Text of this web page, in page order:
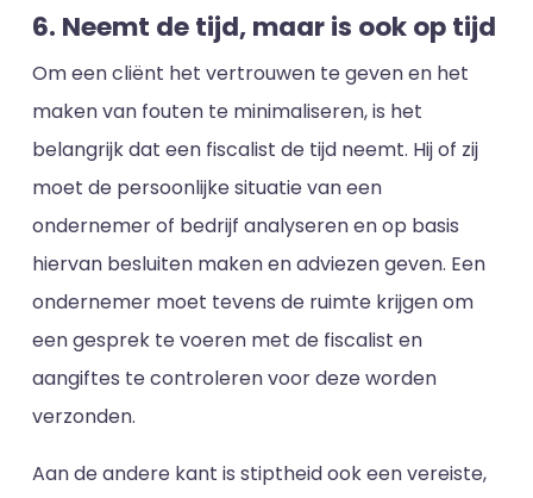
6. Neemt de tijd, maar is ook op tijd
Om een cliënt het vertrouwen te geven en het
maken van fouten te minimaliseren, is het
belangrijk dat een fiscalist de tijd neemt. Hij of zij
moet de persoonlijke situatie van een
ondernemer of bedrijf analyseren en op basis
hiervan besluiten maken en adviezen geven. Een
ondernemer moet tevens de ruimte krijgen om
een gesprek te voeren met de fiscalist en
aangiftes te controleren voor deze worden
verzonden.
Aan de andere kant is stiptheid ook een vereiste,